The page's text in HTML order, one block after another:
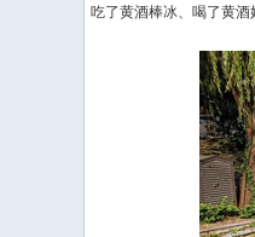
吃了黄酒棒冰、喝了黄